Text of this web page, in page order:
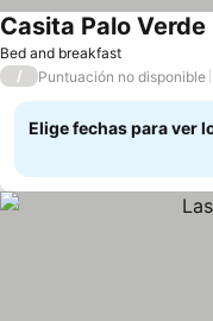
Bed and breakfast
Casita Palo Verde
/ Puntuación no disponible
Elige fechas para ver